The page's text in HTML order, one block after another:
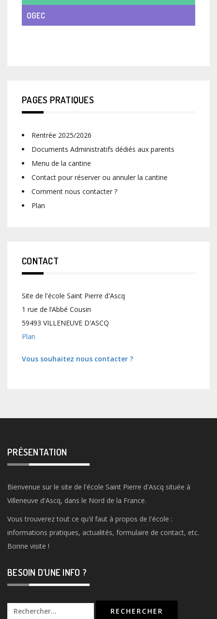
OGEC
PAGES PRATIQUES
Rentrée 2025/2026
Documents Administratifs dédiés aux parents
Menu de la cantine
Contact pour réserver ou annuler la cantine
Comment nous contacter ?
Plan
CONTACT
Site de l'école Saint Pierre d'Ascq
1 rue de l’Abbé Cousin
59493 VILLENEUVE D'ASCQ
Plan
Vous souhaitez nous contacter ?
PRÉSENTATION
Bienvenue sur le site de l'école Saint Pierre d'Ascq située à
Villeneuve d'Ascq, dans le Nord de la France.
Vous trouverez tout ce qu'il faut à propos de l'école :
informations pratiques, actualités, formulaire de contact, etc.
Bonne visite !
BESOIN D’UNE INFO ?
Rechercher :